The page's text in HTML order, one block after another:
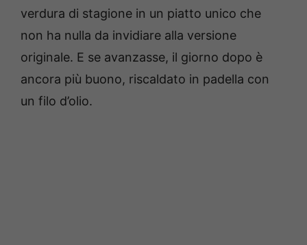
verdura di stagione in un piatto unico che
non ha nulla da invidiare alla versione
originale. E se avanzasse, il giorno dopo è
ancora più buono, riscaldato in padella con
un filo d’olio.